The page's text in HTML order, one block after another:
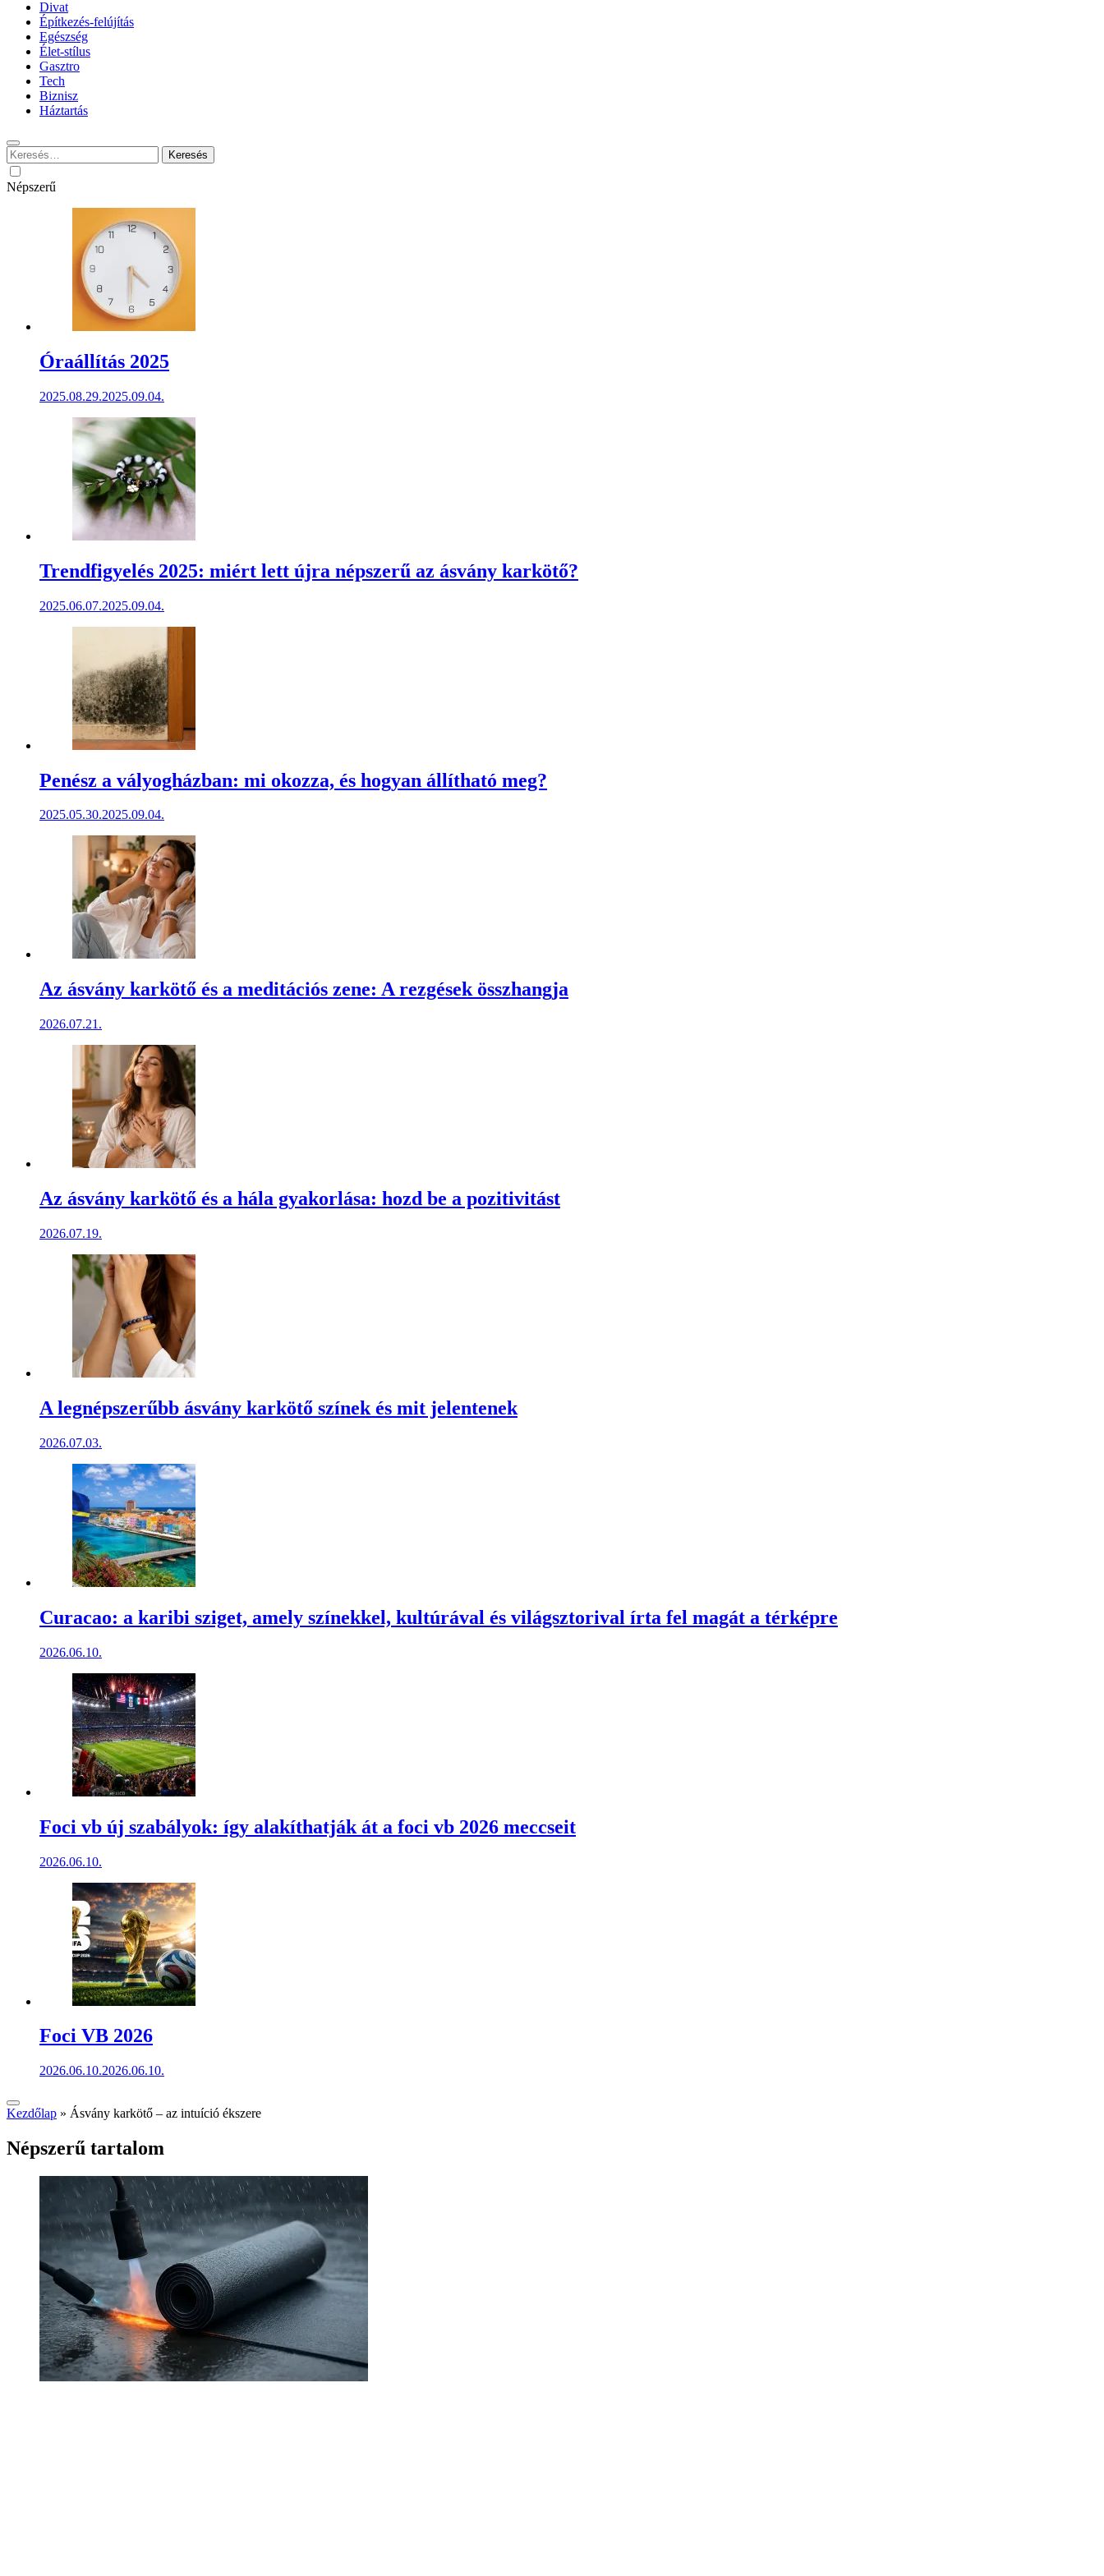
Divat
Építkezés-felújítás
Egészség
Élet-stílus
Gasztro
Tech
Biznisz
Háztartás
Keresés:
Népszerű
Óraállítás 2025
2025.08.29.2025.09.04.
Trendfigyelés 2025: miért lett újra népszerű az ásvány karkötő?
2025.06.07.2025.09.04.
Penész a vályogházban: mi okozza, és hogyan állítható meg?
2025.05.30.2025.09.04.
Az ásvány karkötő és a meditációs zene: A rezgések összhangja
2026.07.21.
Az ásvány karkötő és a hála gyakorlása: hozd be a pozitivitást
2026.07.19.
A legnépszerűbb ásvány karkötő színek és mit jelentenek
2026.07.03.
Curacao: a karibi sziget, amely színekkel, kultúrával és világsztorival írta fel magát a térképre
2026.06.10.
Foci vb új szabályok: így alakíthatják át a foci vb 2026 meccseit
2026.06.10.
Foci VB 2026
2026.06.10.2026.06.10.
Kezdőlap » Ásvány karkötő – az intuíció ékszere
Népszerű tartalom